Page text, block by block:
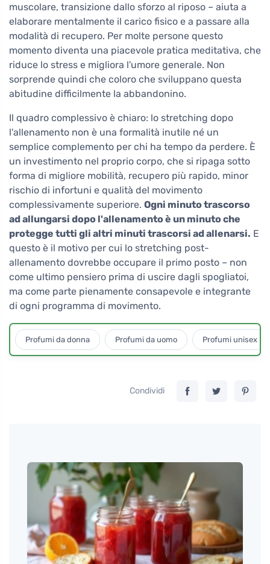
muscolare, transizione dallo sforzo al riposo – aiuta a
elaborare mentalmente il carico fisico e a passare alla
modalità di recupero. Per molte persone questo
momento diventa una piacevole pratica meditativa, che
riduce lo stress e migliora l'umore generale. Non
sorprende quindi che coloro che sviluppano questa
abitudine difficilmente la abbandonino.
Il quadro complessivo è chiaro: lo stretching dopo
l'allenamento non è una formalità inutile né un
semplice complemento per chi ha tempo da perdere. È
un investimento nel proprio corpo, che si ripaga sotto
forma di migliore mobilità, recupero più rapido, minor
rischio di infortuni e qualità del movimento
complessivamente superiore. Ogni minuto trascorso
ad allungarsi dopo l'allenamento è un minuto che
protegge tutti gli altri minuti trascorsi ad allenarsi. E
questo è il motivo per cui lo stretching post-
allenamento dovrebbe occupare il primo posto – non
come ultimo pensiero prima di uscire dagli spogliatoi,
ma come parte pienamente consapevole e integrante
di ogni programma di movimento.
Profumi da donna Profumi da uomo Profumi unisex
Condividi